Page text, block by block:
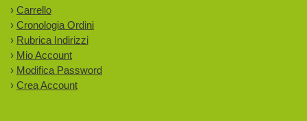
› Carrello
› Cronologia Ordini
› Rubrica Indirizzi
› Mio Account
› Modifica Password
› Crea Account